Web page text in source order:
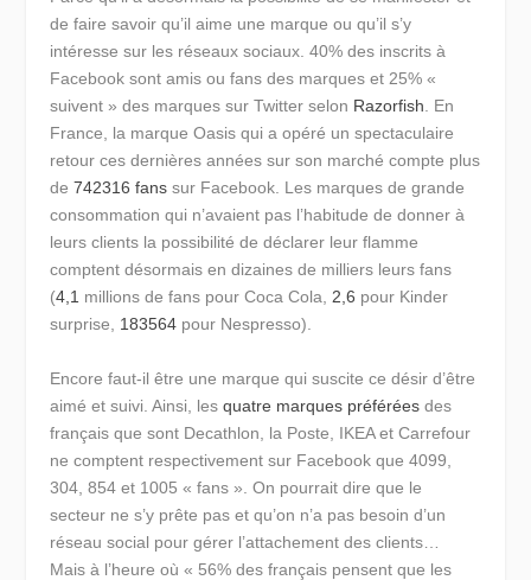
de faire savoir qu’il aime une marque ou qu’il s’y
intéresse sur les réseaux sociaux. 40% des inscrits à
Facebook sont amis ou fans des marques et 25% «
suivent » des marques sur Twitter selon Razorfish . En
France, la marque Oasis qui a opéré un spectaculaire
retour ces dernières années sur son marché compte plus
de742316 fans sur Facebook. Les marques de grande
consommation qui n’avaient pas l’habitude de donner à
leurs clients la possibilité de déclarer leur flamme
comptent désormais en dizaines de milliers leurs fans
(4,1 millions de fans pour Coca Cola, 2,6 pour Kinder
surprise, 183564 pour Nespresso).
Encore faut-il être une marque qui suscite ce désir d’être
aimé et suivi. Ainsi, lesquatre marques préférées des
français que sont Decathlon, la Poste, IKEA et Carrefour
ne comptent respectivement sur Facebook que 4099,
304, 854 et 1005 « fans ». On pourrait dire que le
secteur ne s’y prête pas et qu’on n’a pas besoin d’un
réseau social pour gérer l’attachement des clients…
Mais à l’heure où « 56% des français pensent que les